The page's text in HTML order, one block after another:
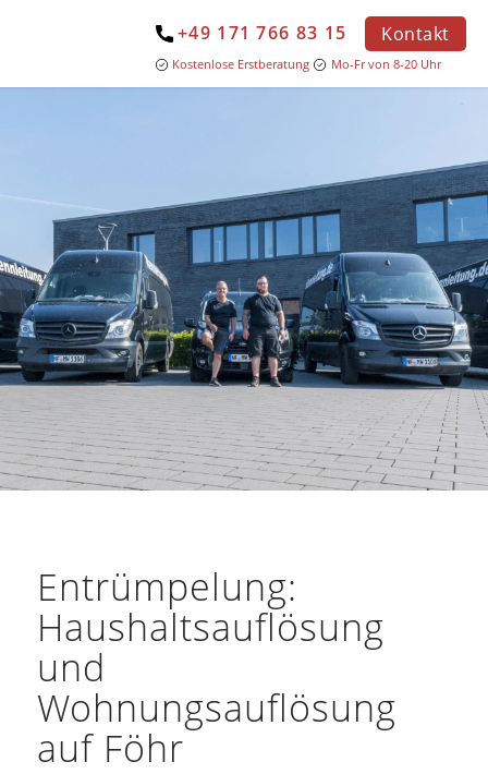
+49 171 766 83 15 Kontakt
Kostenlose Erstberatung Mo-Fr von 8-20 Uhr
Entrümpelung:
Haushaltsauflösung
und
Wohnungsauflösung
auf Föhr